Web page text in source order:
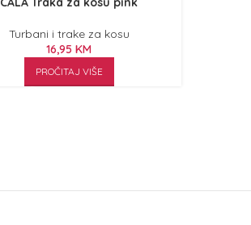
Turbani i trake za kosu
16,95 KM
PROČITAJ VIŠE